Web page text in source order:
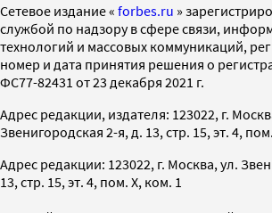
Cетевое издание « forbes.ru »
службой по надзору в сфере связи,
технологий и массовых коммуникаций,
номер и дата принятия решения о
ФС77-82431 от 23 декабря 2021 г.
Адрес редакции, издателя: 123022, г.
Звенигородская 2-я, д. 13, стр. 15, эт. 4,
Адрес редакции: 123022, г. Москва, ул.
13, стр. 15, эт. 4, пом. X, ком. 1